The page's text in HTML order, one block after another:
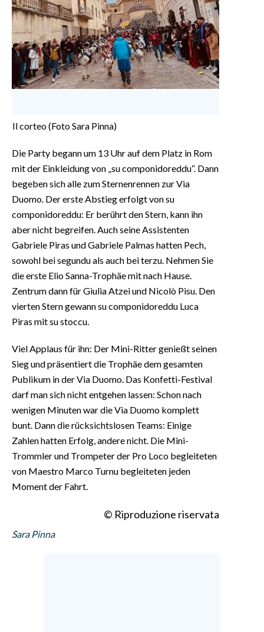
Il corteo (Foto Sara Pinna)
Die Party begann um 13 Uhr auf dem Platz in Rom
mit der Einkleidung von „su componidoreddu“. Dann
begeben sich alle zum Sternenrennen zur Via
Duomo. Der erste Abstieg erfolgt von su
componidoreddu: Er berührt den Stern, kann ihn
aber nicht begreifen. Auch seine Assistenten
Gabriele Piras und Gabriele Palmas hatten Pech,
sowohl bei segundu als auch bei terzu. Nehmen Sie
die erste Elio Sanna-Trophäe mit nach Hause.
Zentrum dann für Giulia Atzei und Nicolò Pisu. Den
vierten Stern gewann su componidoreddu Luca
Piras mit su stoccu.
Viel Applaus für ihn: Der Mini-Ritter genießt seinen
Sieg und präsentiert die Trophäe dem gesamten
Publikum in der Via Duomo. Das Konfetti-Festival
darf man sich nicht entgehen lassen: Schon nach
wenigen Minuten war die Via Duomo komplett
bunt. Dann die rücksichtslosen Teams: Einige
Zahlen hatten Erfolg, andere nicht. Die Mini-
Trommler und Trompeter der Pro Loco begleiteten
von Maestro Marco Turnu begleiteten jeden
Moment der Fahrt.
© Riproduzione riservata
Sara Pinna